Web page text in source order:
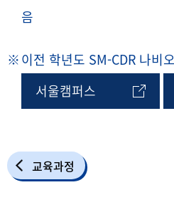
음
이전 학년도 SM-CDR 나비
서울캠퍼스
교육과정